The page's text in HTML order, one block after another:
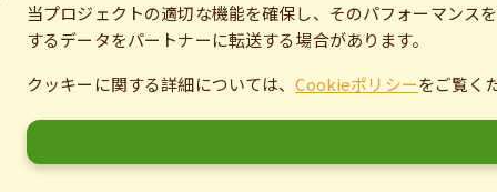
当プロジェクトの適切な機能を確保し、そのパフォーマンス
するデータをパートナーに転送する場合があります。
クッキーに関する詳細については、Cookieポリシーをご覧く